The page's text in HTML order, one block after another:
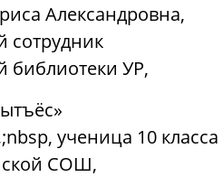
Александровна,
сотрудник
библиотеки УР,
ученица 10 класса
СОШ,